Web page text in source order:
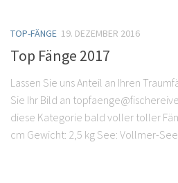
TOP-FÄNGE 19. DEZEMBER 2016
Top Fänge 2017
Lassen Sie uns Anteil an Ihren
Sie Ihr Bild an
diese Kategorie bald voller toller
cm Gewicht: 2,5 kg See: Vollmer-See